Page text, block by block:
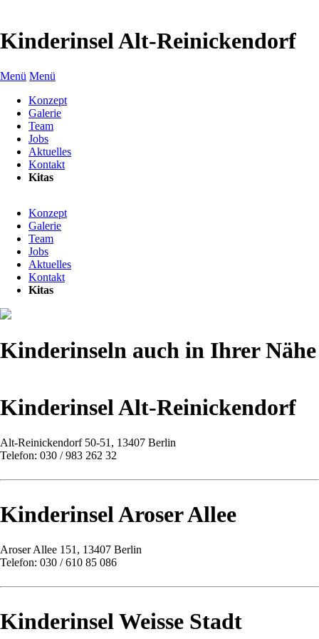
Kinderinsel Alt-Reinickendorf
Menü Menü
überspringen
Konzept
Galerie
Team
Jobs
Aktuelles
Kontakt
Kitas
überspringen
Konzept
Galerie
Team
Jobs
Aktuelles
Kontakt
Kitas
Kinderinseln auch in Ihrer Nähe
Kinderinsel Alt-Reinickendorf
Alt-Reinickendorf 50-51, 13407 Berlin
Telefon: 030 / 983 262 32
Kinderinsel Aroser Allee
Aroser Allee 151, 13407 Berlin
Telefon: 030 / 610 85 086
Kinderinsel Weisse Stadt